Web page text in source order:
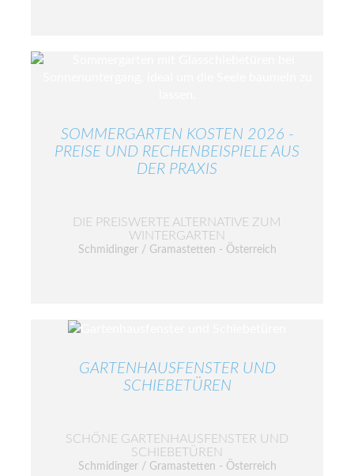
SOMMERGARTEN KOSTEN 2026 -
PREISE UND RECHENBEISPIELE AUS
DER PRAXIS
DIE PREISWERTE ALTERNATIVE ZUM
WINTERGARTEN
Schmidinger / Gramastetten - Österreich
GARTENHAUSFENSTER UND
SCHIEBETÜREN
SCHÖNE GARTENHAUSFENSTER UND
SCHIEBETÜREN
Schmidinger / Gramastetten - Österreich